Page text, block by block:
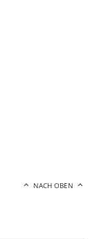
NACH OBEN